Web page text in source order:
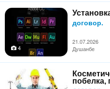
договор.
21.07.2026
4
Душанбе
побелка,